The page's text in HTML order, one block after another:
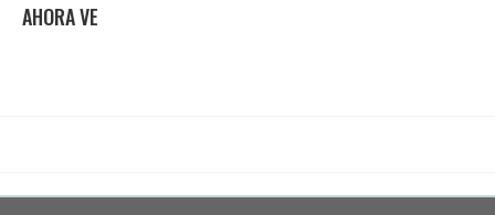
AHORA VE